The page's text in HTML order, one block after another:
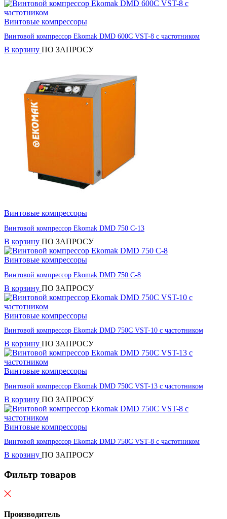
Винтовые компрессоры
Винтовой компрессор Ekomak DMD 600C VST-8 с частотником
В корзину ПО ЗАПРОСУ
Винтовые компрессоры
Винтовой компрессор Ekomak DMD 750 C-13
В корзину ПО ЗАПРОСУ
Винтовые компрессоры
Винтовой компрессор Ekomak DMD 750 C-8
В корзину ПО ЗАПРОСУ
Винтовые компрессоры
Винтовой компрессор Ekomak DMD 750C VST-10 с частотником
В корзину ПО ЗАПРОСУ
Винтовые компрессоры
Винтовой компрессор Ekomak DMD 750C VST-13 с частотником
В корзину ПО ЗАПРОСУ
Винтовые компрессоры
Винтовой компрессор Ekomak DMD 750C VST-8 с частотником
В корзину ПО ЗАПРОСУ
Фильтр товаров
Производитель